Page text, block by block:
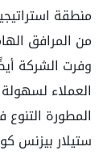
منطقة
من المرافق
وفرت الشركة
العملاء
المطورة
ستيلار بيزنس